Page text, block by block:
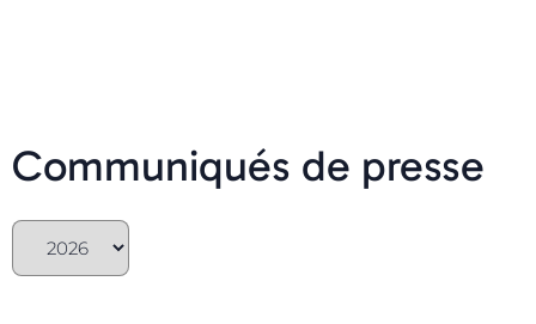
Communiqués de presse